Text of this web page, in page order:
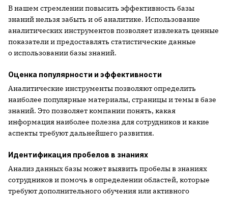
В нашем стремлении повысить эффективность базы
знаний нельзя забыть и об аналитике. Использование
аналитических инструментов позволяет извлекать ценные
показатели и предоставлять статистические данные
о использовании базы знаний.
Оценка популярности и эффективности
Аналитические инструменты позволяют определить
наиболее популярные материалы, страницы и темы в базе
знаний. Это позволяет компании понять, какая
информация наиболее полезна для сотрудников и какие
аспекты требуют дальнейшего развития.
Идентификация пробелов в знаниях
Анализ данных базы может выявить пробелы в знаниях
сотрудников и помочь в определении областей, которые
требуют дополнительного обучения или активного